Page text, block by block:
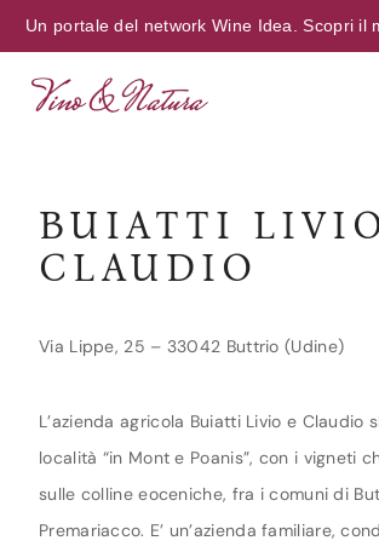
Un portale del network Wine Idea. Scopri il
BUIATTI
CLAUDIO
Via Lippe, 25 – 33042 Buttrio (Udine)
L’azienda agricola Buiatti Livio e Claudio
località “in Mont e Poanis”, con i vigneti
sulle colline eoceniche, fra i comuni di
Premariacco. E’ un’azienda familiare,